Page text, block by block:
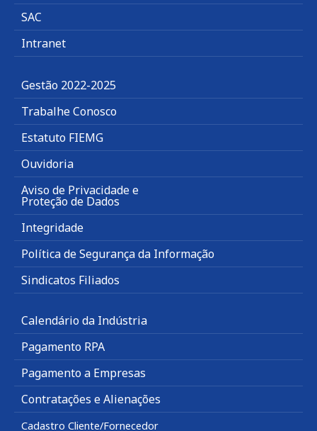
SAC
Intranet
Gestão 2022-2025
Trabalhe Conosco
Estatuto FIEMG
Ouvidoria
Aviso de Privacidade e
Proteção de Dados
Integridade
Política de Segurança da Informação
Sindicatos Filiados
Calendário da Indústria
Pagamento RPA
Pagamento a Empresas
Contratações e Alienações
Cadastro Cliente/Fornecedor